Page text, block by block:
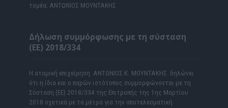
τομέα: ΑΝΤΩΝΙΟΣ ΜΟΥΝΤΑΚΗΣ
Δήλωση συμμόρφωσης με τη σύσταση
(ΕΕ) 2018/334
Η ατομική επιχείρηση ΑΝΤΩΝΙΟΣ Κ. ΜΟΥΝΤΑΚΗΣ δηλώνει
ότι η ίδια και ο παρών ιστότοπος συμμορφώνονται με τη
Σύσταση (ΕΕ) 2018/334 της Επιτροπής της 1ης Μαρτίου
2018 σχετικά με τα μέτρα για την αποτελεσματική